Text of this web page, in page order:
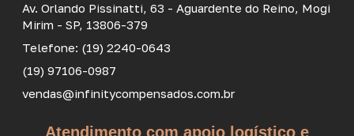
Av. Orlando Pissinatti, 63 - Aguardente do Reino, Mogi
Mirim - SP, 13806-379
Telefone: (19) 2240-0643
(19) 97106-0987
vendas@infinitycompensados.com.br
Atendimento com apoio logístico e